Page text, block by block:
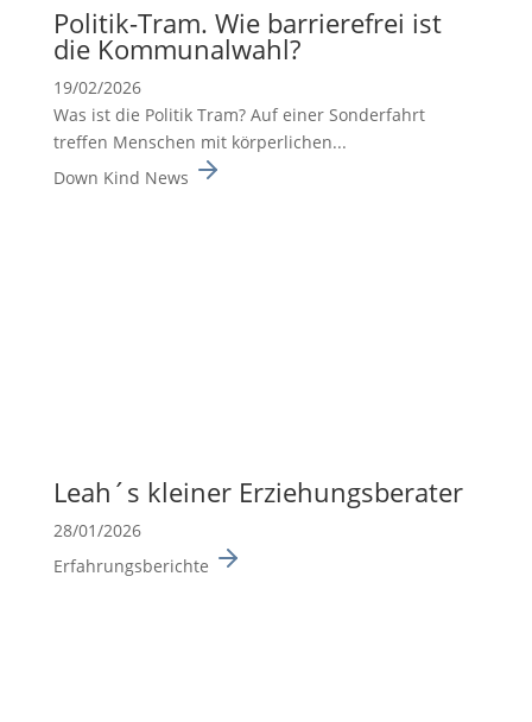
Politik-Tram. Wie barrie­re­frei ist
die Kommu­nal­wahl?
19/02/2026
Was ist die Politik Tram? Auf einer Sonderfahrt
treffen Menschen mit körperlichen...
Down Kind News
Leah´s kleiner Erzie­hungs­be­rater
28/01/2026
Erfahrungsberichte